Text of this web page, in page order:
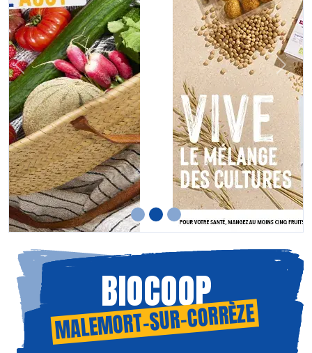
Previous Next
BIOCOOP
MALEMORT-SUR-CORRÈZE